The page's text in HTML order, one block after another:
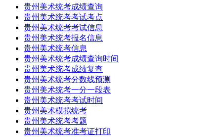
贵州美术统考成绩查询
贵州美术统考考试考点
贵州美术统考考试信息
贵州美术统考报名信息
贵州美术统考信息
贵州美术统考成绩查询时间
贵州美术统考成绩复查
贵州美术统考分数线预测
贵州美术统考一分一段表
贵州美术统考考试时间
贵州美术模拟统考
贵州美术统考考题
贵州美术统考准考证打印